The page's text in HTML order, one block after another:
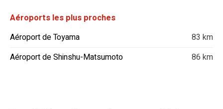
Aéroports les plus proches
Aéroport de Toyama
83 km
Aéroport de Shinshu-Matsumoto
86 km